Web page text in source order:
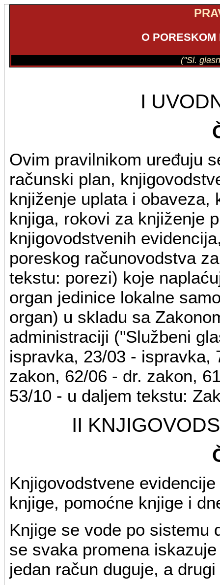
O
("Sl.
I
Ovim pravilnikom uređuju
računski plan,
knjiženje uplata i obaveza,
knjiga, rokovi za knjiženje
knjigovodstvenih
poreskog računovodstva
tekstu: porezi) koje
organ jedinice lokalne
organ) u skladu sa
administraciji ("Službeni
ispravka, 23/03 - ispravka,
zakon, 62/06 - dr. zakon,
53/10 - u daljem tekstu:
II
Knjigovodstvene
knjige, pomoćne knjige i
Knjige se vode po sistemu
se svaka promena
jedan račun duguje, a